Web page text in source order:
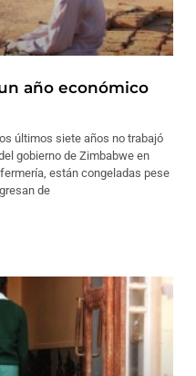
año económico
últimos siete años no trabajó
gobierno de Zimbabwe en
están congeladas pese
de